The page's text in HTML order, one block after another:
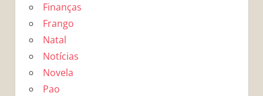
Finanças
Frango
Natal
Notícias
Novela
Pao